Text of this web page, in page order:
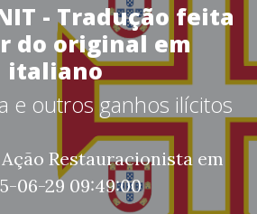
- Tradução feita
do original em
italiano
e outros ganhos ilícitos
Restauracionista em
06-29 09:49:00